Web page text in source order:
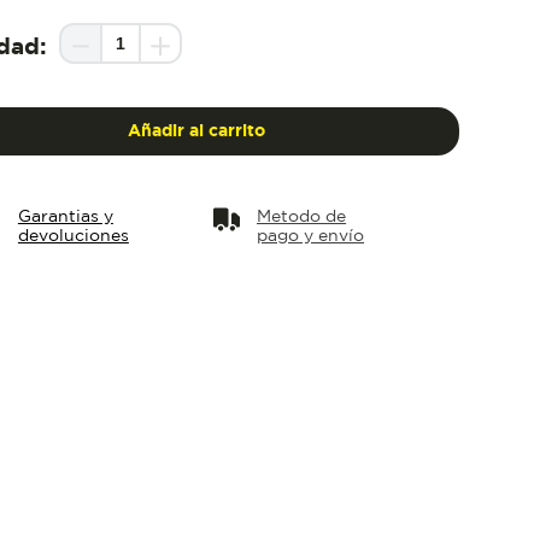
＋
Añadir al carrito
Garantias y
devoluciones
Metodo de
pago y envío